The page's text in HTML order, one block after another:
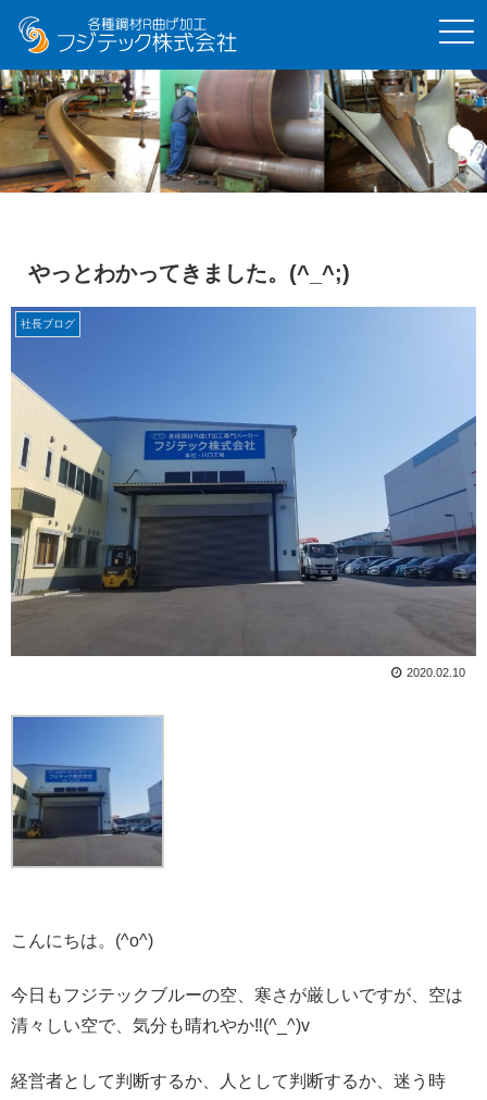
t
o
g
l
e
n
v
i
g
やっとわかってきました。(^_^;)
社長ブログ
2020.02.10
こんにちは。(^o^)
今日もフジテックブルーの空、寒さが厳しいですが、空は
清々しい空で、気分も晴れやか‼️(^_^)v
経営者として判断するか、人として判断するか、迷う時